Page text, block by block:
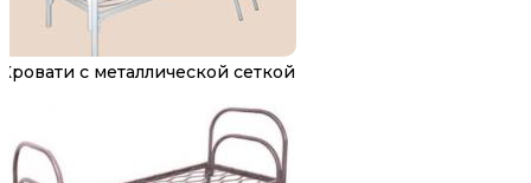
Кровати с металлической сеткой